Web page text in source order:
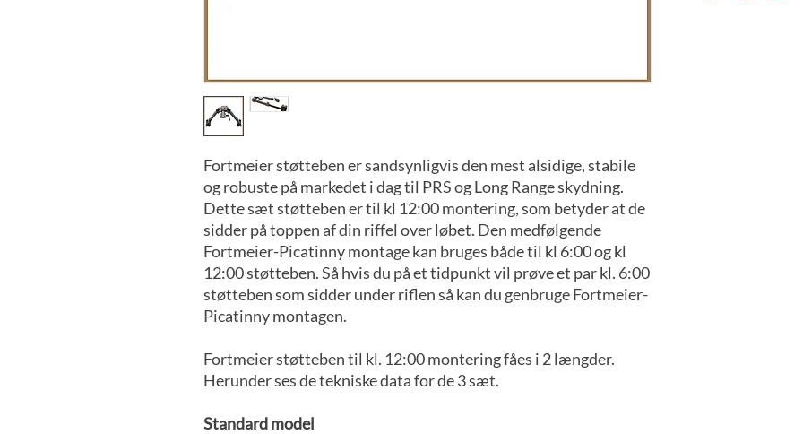
Fortmeier støtteben er sandsynligvis den mest alsidige, stabile
og robuste på markedet i dag til PRS og Long Range skydning.
Dette sæt støtteben er til kl 12:00 montering, som betyder at de
sidder på toppen af din riffel over løbet. Den medfølgende
Fortmeier-Picatinny montage kan bruges både til kl 6:00 og kl
12:00 støtteben. Så hvis du på et tidpunkt vil prøve et par kl. 6:00
støtteben som sidder under riflen så kan du genbruge Fortmeier-
Picatinny montagen.
Fortmeier støtteben til kl. 12:00 montering fåes i 2 længder.
Herunder ses de tekniske data for de 3 sæt.
Standard model